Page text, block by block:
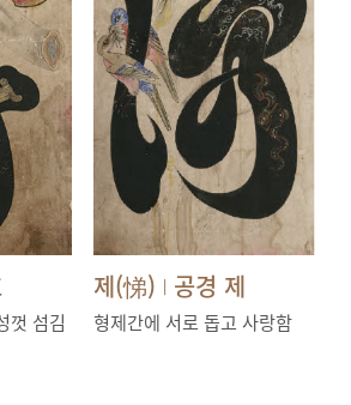
껏 섬김
제(悌) | 공경 제
형제간에 서로 돕고 사랑함